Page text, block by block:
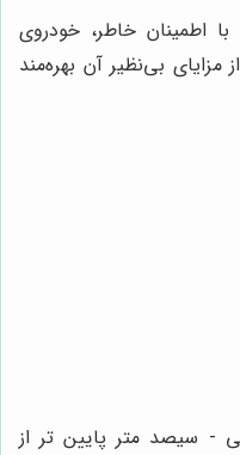
با اطمینان خاطر، خودروی
مزایای بی‌نظیر آن بهره‌مند
- سیصد متر پایین تر از